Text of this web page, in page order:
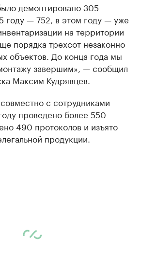
демонтировано 305
году — 752, в этом году — уже
на территории
порядка трехсот незаконно
объектов. До конца года мы
завершим», — сообщил
Максим Кудрявцев.
с сотрудниками
проведено более 550
490 протоколов и изъято
продукции.